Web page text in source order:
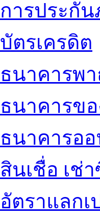
การประกั
บัตรเครดิต
ธนาคารพ
ธนาคารขอ
ธนาคารอ
สินเชื่อ เช่
อัตราแลกเ